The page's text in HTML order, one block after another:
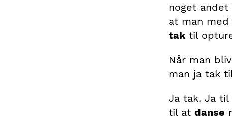
noget andet
at man
tak til
Når man
man ja tak
Ja tak. Ja
til at danse